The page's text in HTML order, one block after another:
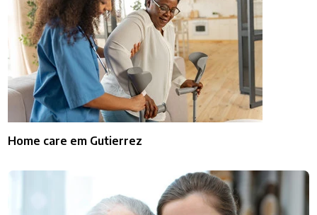
Home care em Gutierrez